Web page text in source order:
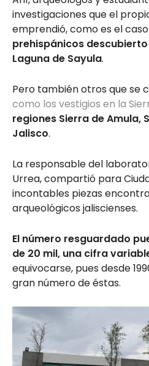
investigaciones que el
emprendió, como es el
prehispánicos
Laguna de Sayula.
Pero también otros que se
como los vestigios en la
regiones Sierra de Amula,
Jalisco.
La responsable del
Urrea, compartió para
incontables piezas
arqueológicos jaliscienses.
El número resguardado
de 20 mil, una cifra
equivocarse, pues desde
gran número de éstas.